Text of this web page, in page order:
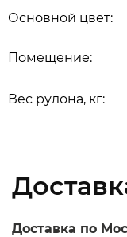
Вес рулона, кг:
Основной цвет:
Помещение:
Доставка по